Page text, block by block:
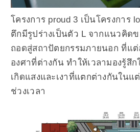
โครงการ proud 3 เป็นโครงการ
ตึกมีรูปร่างเป็นตัว L จากแนวคิดข
ถอดสู่สถาปัตยกรรมภายนอก ที่แ
องศาที่ต่างกัน ทำให้เวลามองรู้สึ
เกิดแสงและเงาที่แตกต่างกันในแ
ช่วงเวลา